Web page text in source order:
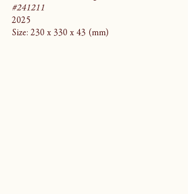
#241211
2025
Size: 230 x 330 x 43 (mm)